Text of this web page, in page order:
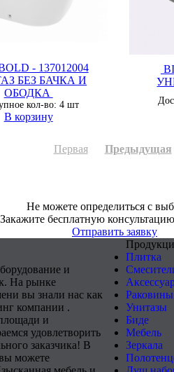
- 137012004
БЕЗ БАЧКА И
ОБОДКА
кол-во: 4 шт
В корзину
Первая Предыдущая
Не можете определиться с
Закажите бесплатную
Отправить заявку
и
На рынке
вы знали нас как
компании .
и
удовлетворить
заказчика! В
можете
Плитка
Раковины
Унитазы
Биде
Мебель
Зеркала